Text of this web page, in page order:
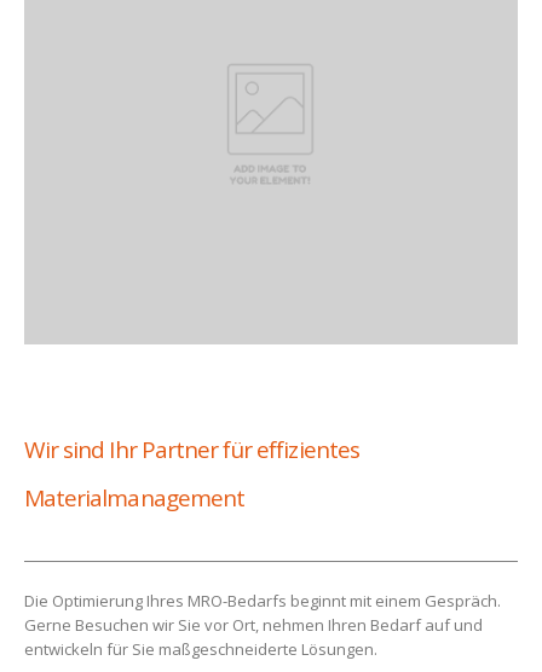
Wir sind Ihr Partner für effizientes
Materialmanagement
Die Optimierung Ihres MRO-Bedarfs beginnt mit einem Gespräch.
Gerne Besuchen wir Sie vor Ort, nehmen Ihren Bedarf auf und
entwickeln für Sie maßgeschneiderte Lösungen.